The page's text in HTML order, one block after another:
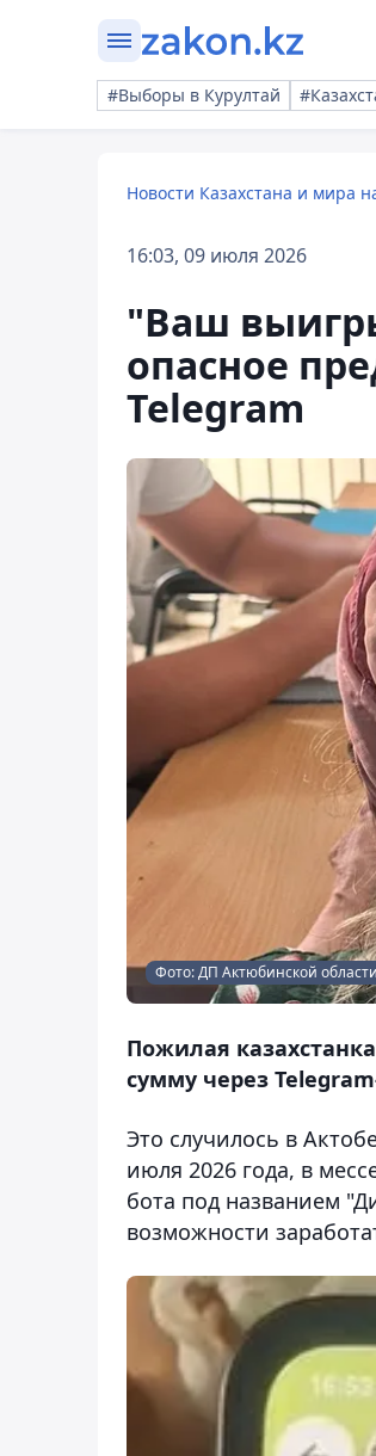
#Выборы в Курултай
Новости Казахстана и мира
16:03, 09 июля 2026
"Ваш
опасное
Telegram
Фото: ДП Актюбинской области
Пожилая
сумму через
Это случилось в
июля 2026 года, в
бота под названием
возможности